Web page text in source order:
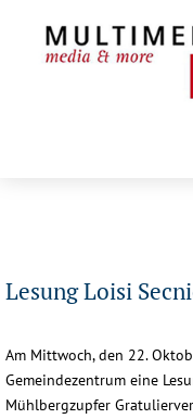
Lesung Loisi
Am Mittwoch, den 22.
Gemeindezentrum eine
Mühlbergzupfer